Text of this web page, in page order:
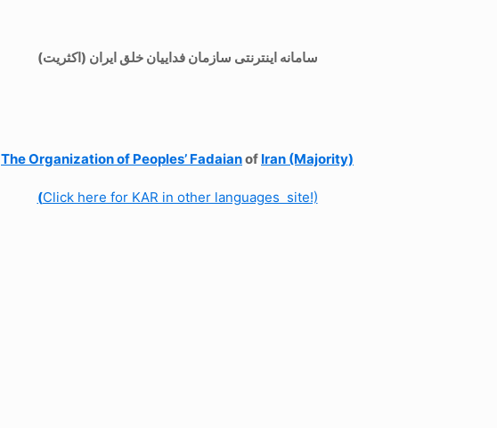
سامانه اینترنتی سازمان فداییان خلق ایران (اکثریت)
The Organization of Peoples’ Fadaianof Iran (Majority)
(Click here for KAR in other languages site!)